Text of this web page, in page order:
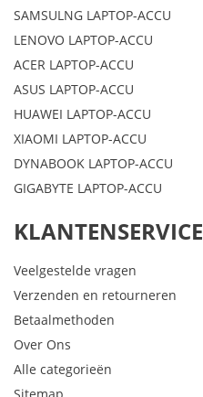
SAMSULNG LAPTOP-ACCU
LENOVO LAPTOP-ACCU
ACER LAPTOP-ACCU
ASUS LAPTOP-ACCU
HUAWEI LAPTOP-ACCU
XIAOMI LAPTOP-ACCU
DYNABOOK LAPTOP-ACCU
GIGABYTE LAPTOP-ACCU
KLANTENSERVICE
Veelgestelde vragen
Verzenden en retourneren
Betaalmethoden
Over Ons
Alle categorieën